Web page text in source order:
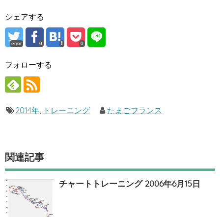
シェアする
error 0 0
フォローする
2014年, トレーニング たまごフランス
関連記事
チャートトレーニング 2006年6月15日